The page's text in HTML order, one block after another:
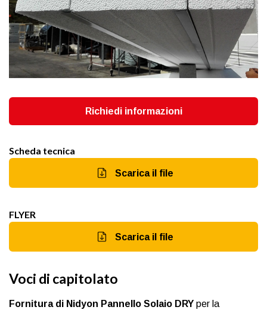
Richiedi informazioni
Scheda tecnica
Scarica il file
FLYER
Scarica il file
Voci di capitolato
Fornitura di Nidyon Pannello Solaio DRY per la